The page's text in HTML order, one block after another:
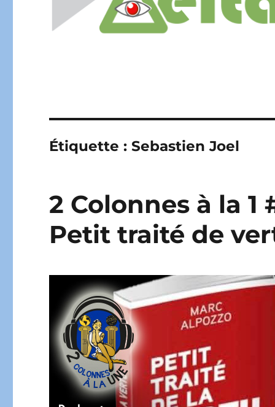
Étiquette :Sebastien Joel
2 Colonnes à la 1
Petit traité de